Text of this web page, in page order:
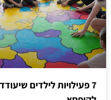
7 פעילויות לילדים